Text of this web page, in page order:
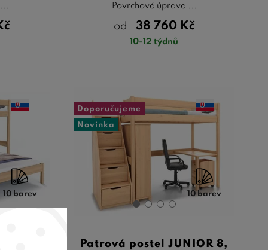
Povrchová úprava ...
od 38 760 Kč
10-12 týdnů
10 barev
7 s
Doporučujeme
Novinka
10 barev
Patrová postel JUNIOR 8,